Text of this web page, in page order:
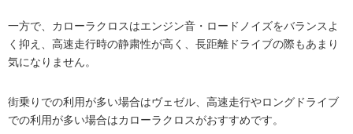
一方で、カローラクロスはエンジン音・ロードノイズをバランスよ
く抑え、高速走行時の静粛性が高く、長距離ドライブの際もあまり
気になりません。
街乗りでの利用が多い場合はヴェゼル、高速走行やロングドライブ
での利用が多い場合はカローラクロスがおすすめです。